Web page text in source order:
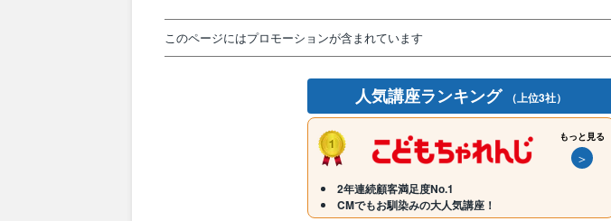
このページにはプロモーションが含まれています
人気講座ランキング （上位3社）
もっと見る
＞
2年連続顧客満足度No.1
CMでもお馴染みの大人気講座！